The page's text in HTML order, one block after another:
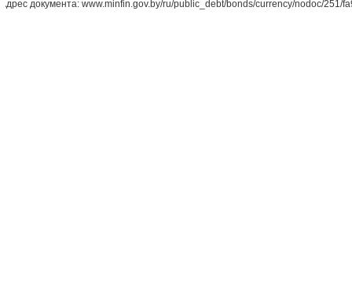
Адрес документа: www.minfin.gov.by/ru/public_debt/bonds/currency/nodoc/251/